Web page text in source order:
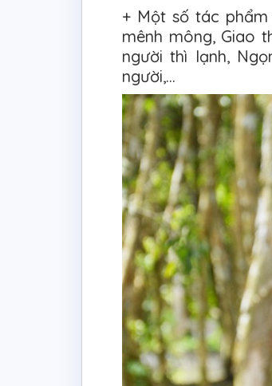
+ Một số tác
mênh mông, Giao
người thì lạnh,
người,…